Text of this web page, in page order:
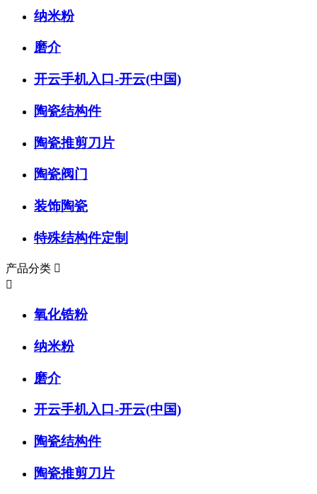
纳米粉
磨介
开云手机入口-开云(中国)
陶瓷结构件
陶瓷推剪刀片
陶瓷阀门
装饰陶瓷
特殊结构件定制
产品分类 

氧化锆粉
纳米粉
磨介
开云手机入口-开云(中国)
陶瓷结构件
陶瓷推剪刀片